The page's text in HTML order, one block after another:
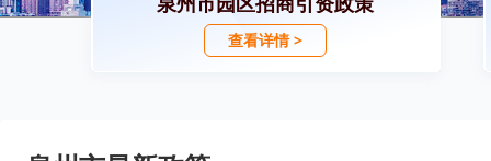
查看详情 >